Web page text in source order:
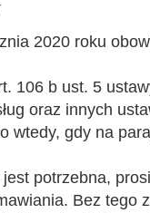
2020 roku
106 b ust. 5
oraz innych
wtedy, gdy na
potrzebna,
Bez tego